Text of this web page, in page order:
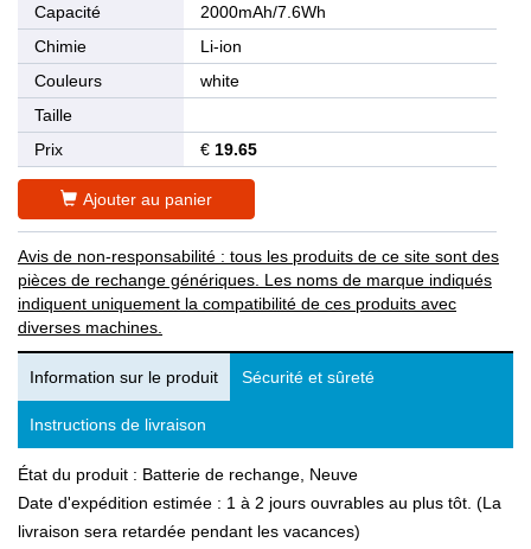
Capacité
2000mAh/7.6Wh
Chimie
Li-ion
Couleurs
white
Taille
Prix
€ 19.65
Ajouter au panier
Avis de non-responsabilité : tous les produits de ce site sont des
pièces de rechange génériques. Les noms de marque indiqués
indiquent uniquement la compatibilité de ces produits avec
diverses machines.
Information sur le produit Sécurité et sûreté
Instructions de livraison
État du produit : Batterie de rechange, Neuve
Date d'expédition estimée : 1 à 2 jours ouvrables au plus tôt. (La
livraison sera retardée pendant les vacances)